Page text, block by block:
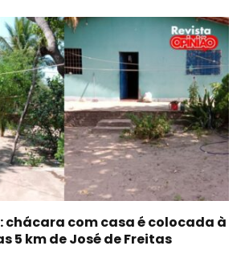
chácara com casa é colocada à
5 km de José de Freitas